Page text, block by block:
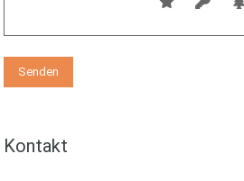
Kontakt